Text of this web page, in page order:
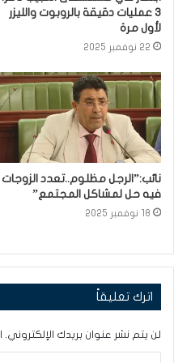
3 عمليات دقيقة بالروبوت والليزر
لأول مرة
22 نوفمبر 2025
نائب:”الرجل مظلوم..تعدد الزوجات
فيه حل لمشاكل المجتمع”
18 نوفمبر 2025
اترك تعليقاً
لن يتم نشر عنوان بريدك الإلكتروني.